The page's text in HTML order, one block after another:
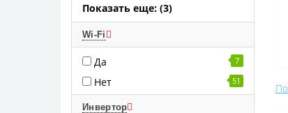
Показать еще: (3)
Wi-Fi
Да 7
Нет 51
Инвертор